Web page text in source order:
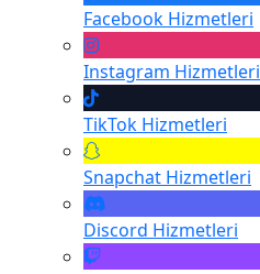
Facebook Hizmetleri
Instagram Hizmetleri
TikTok Hizmetleri
Snapchat Hizmetleri
Discord Hizmetleri